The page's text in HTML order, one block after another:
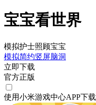
宝宝看世界
模拟护士照顾宝宝
模拟简约竖屏脑洞
立即下载
官方正版
使用小米游戏中心APP下载